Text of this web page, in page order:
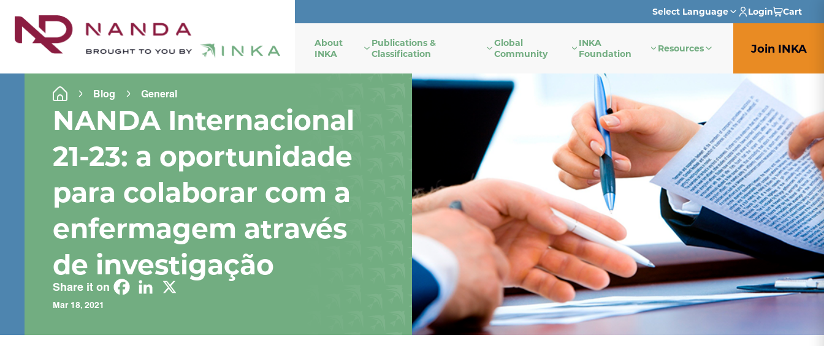
Select Language
English
Italian
Japanese
Portuguese
Spanish
Login Cart
About
INKA
Publications &
Classification
Global
Community
INKA
Foundation
Resources Join INKA
Blog General
NANDA Internacional
21-23: a oportunidade
para colaborar com a
enfermagem através
de investigação
Share it on
Mar 18, 2021